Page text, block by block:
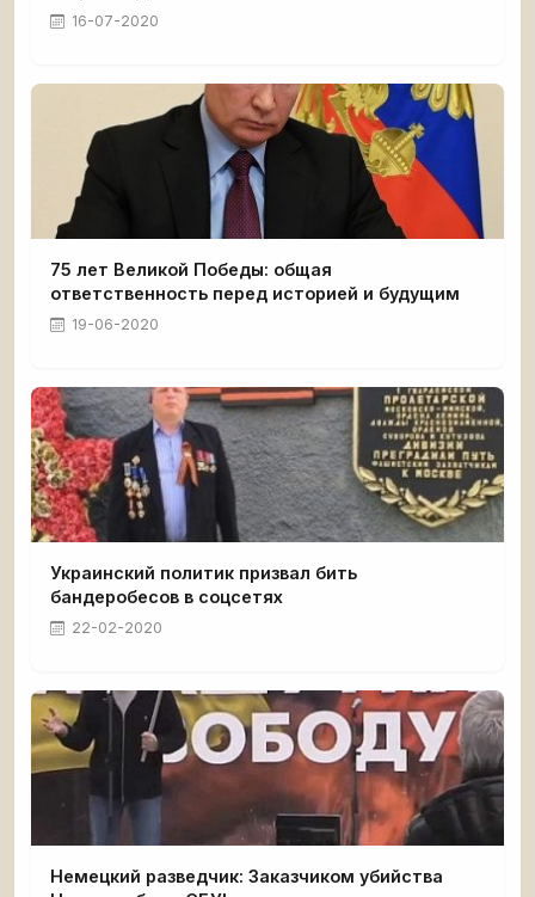
16-07-2020
75 лет Великой Победы: общая
ответственность перед историей и будущим
19-06-2020
Украинский политик призвал бить
бандеробесов в соцсетях
22-02-2020
Немецкий разведчик: Заказчиком убийства